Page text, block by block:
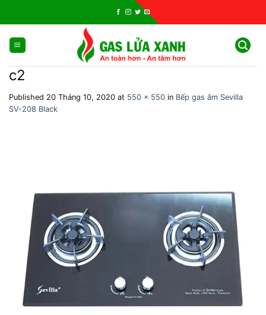
c2
Published 20 Tháng 10, 2020 at 550 × 550 in Bếp gas âm Sevilla
SV-208 Black